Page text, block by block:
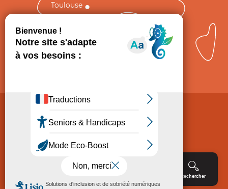
Rechercher
Toulouse
Politique de Protection des données
Consentement
Accessibilité : non conforme